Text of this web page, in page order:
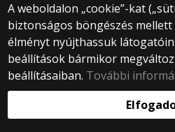
A weboldalon „cookie”-kat
biztonságos böngészés
élményt nyújthassuk
beállítások bármikor
beállításaiban. További